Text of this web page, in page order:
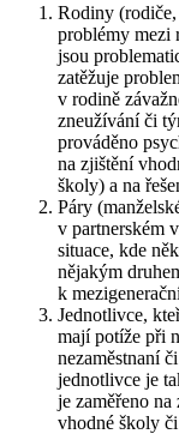
Rodiny
problémy mezi
jsou
zatěžuje
v rodině
zneužívání či
prováděno
na zjištění
školy) a na
Páry
v partnerském
situace, kde
nějakým
k
Jednotlivce,
mají potíže při
nezaměstnaní
jednotlivce je
je zaměřeno
vhodné školy